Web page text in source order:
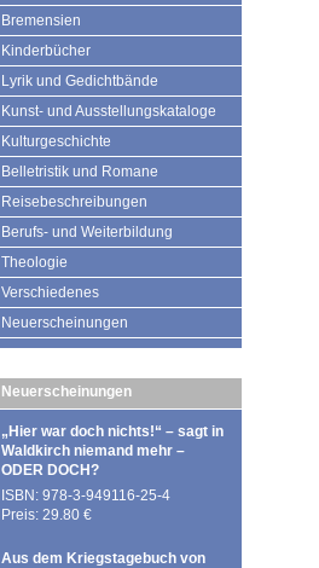
Bremensien
Kinderbücher
Lyrik und Gedichtbände
Kunst- und Ausstellungskataloge
Kulturgeschichte
Belletristik und Romane
Reisebeschreibungen
Berufs- und Weiterbildung
Theologie
Verschiedenes
Neuerscheinungen
Neuerscheinungen
„Hier war doch nichts!“ – sagt in
Waldkirch niemand mehr –
ODER DOCH?
ISBN: 978-3-949116-25-4
Preis: 29.80 €
Aus dem Kriegstagebuch von